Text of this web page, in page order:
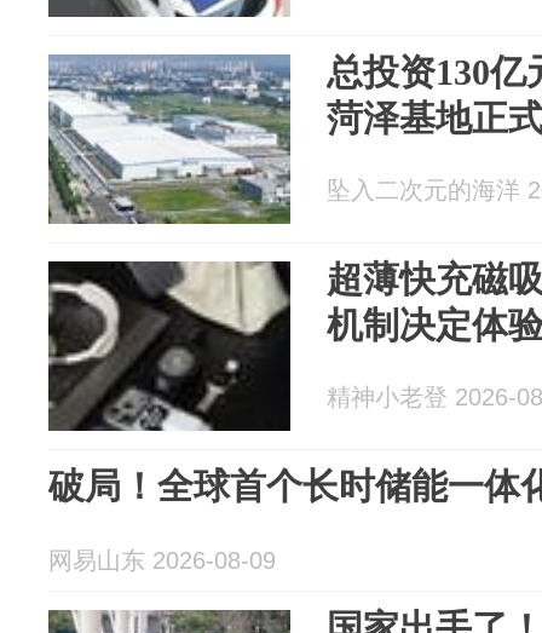
总投资130
菏泽基地正
坠入二次元的海洋
超薄快充磁
机制决定体
精神小老登 2026-
破局！全球首个长时储能一体
网易山东 2026-08-09